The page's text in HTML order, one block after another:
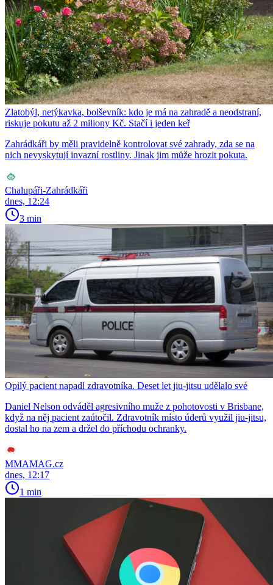
Zlatobýl, netýkavka, bolševník: kdo je má na zahradě a neodstraní,
riskuje pokutu až 2 miliony Kč. Stačí i jeden keř
Zahrádkáři by měli pravidelně kontrolovat své zahrady, zda se na
nich nevyskytují invazní rostliny. Jinak jim může hrozit pokuta.
Chalupáři-Zahrádkáři
dnes, 12:24
3 min
Opilý pacient napadl zdravotníka. Deset let jiu-jitsu udělalo své
Daniel Nelson odváděl agresivního muže z pohotovosti v Brisbane,
když na něj pacient zaútočil. Zdravotník místo úderů využil jiu-jitsu,
dostal ho na zem a držel do příchodu ochranky.
MMAMAG.cz
dnes, 12:17
1 min